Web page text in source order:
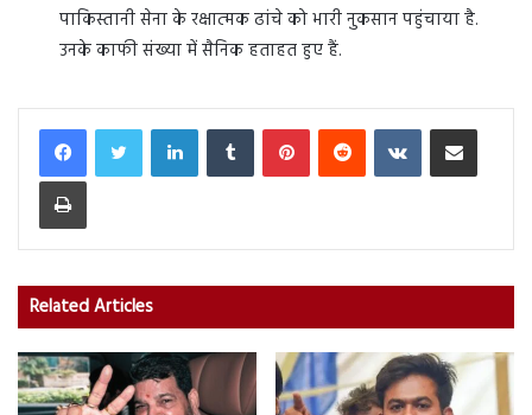
पाकिस्तानी सेना के रक्षात्मक ढांचे को भारी नुकसान पहुंचाया है.
उनके काफी संख्या में सैनिक हताहत हुए हैं.
LinkedInTumblr PinterestReddit VKontakteShare via Email
Print
Related Articles